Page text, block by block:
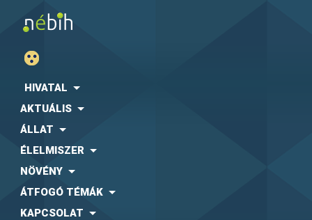
HIVATAL
AKTUÁLIS
ÁLLAT
ÉLELMISZER
NÖVÉNY
ÁTFOGÓ TÉMÁK
KAPCSOLAT